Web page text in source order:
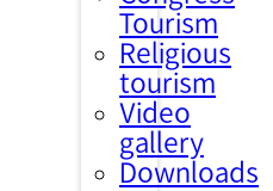
Tourism
Religious
tourism
Video
gallery
Downloads